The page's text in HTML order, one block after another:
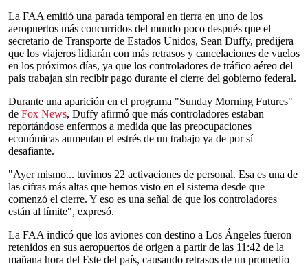
La FAA emitió una parada temporal en tierra en uno de los
aeropuertos más concurridos del mundo poco después que el
secretario de Transporte de Estados Unidos, Sean Duffy, predijera
que los viajeros lidiarán con más retrasos y cancelaciones de vuelos
en los próximos días, ya que los controladores de tráfico aéreo del
país trabajan sin recibir pago durante el cierre del gobierno federal.
Durante una aparición en el programa "Sunday Morning Futures"
de Fox News, Duffy afirmó que más controladores estaban
reportándose enfermos a medida que las preocupaciones
económicas aumentan el estrés de un trabajo ya de por sí
desafiante.
"Ayer mismo... tuvimos 22 activaciones de personal. Esa es una de
las cifras más altas que hemos visto en el sistema desde que
comenzó el cierre. Y eso es una señal de que los controladores
están al límite", expresó.
La FAA indicó que los aviones con destino a Los Ángeles fueron
retenidos en sus aeropuertos de origen a partir de las 11:42 de la
mañana hora del Este del país, causando retrasos de un promedio